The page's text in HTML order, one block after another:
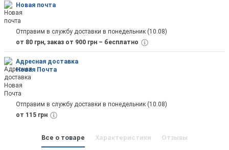
Новая почта
Отправим в службу доставки в понедельник (10.08)
от 80 грн, заказ от 900 грн – бесплатно
Адресная доставка
Новая Почта
Отправим в службу доставки в понедельник (10.08)
от 115 грн
Все о товаре Характеристики Отзывы